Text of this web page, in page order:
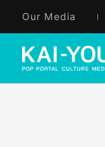
Our Media